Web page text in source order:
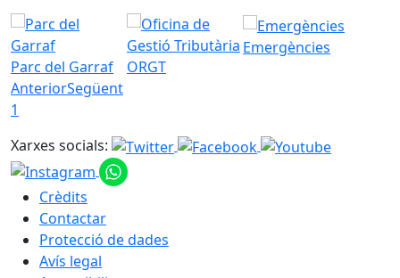
Parc del Garraf ORGT
Emergències
AnteriorSegüent
1
Xarxes socials:
Crèdits
Contactar
Protecció de dades
Avís legal